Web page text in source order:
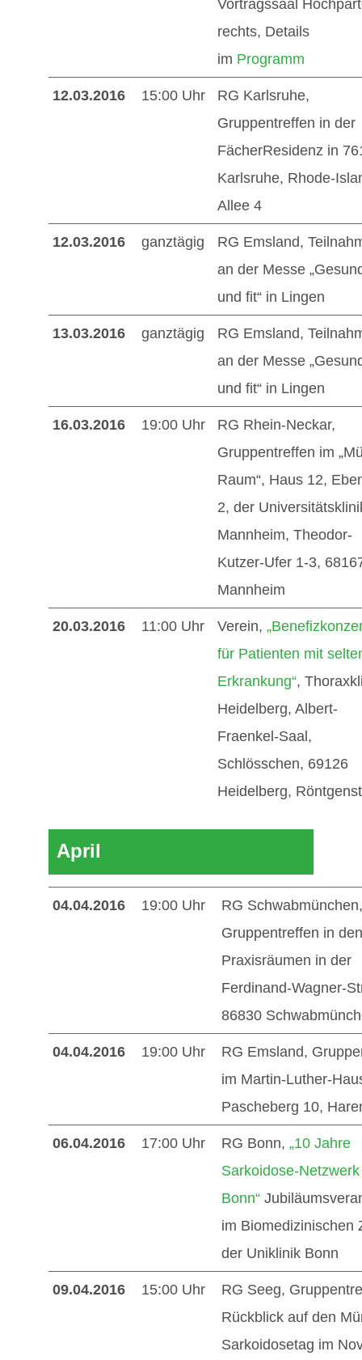
Vortragssaal
rechts, Details
im Programm
12.03.2016 15:00 Uhr
RG Karlsruhe,
Gruppentreffen in der
FächerResidenz in
Karlsruhe, Rhode-
Allee 4
12.03.2016 ganztägig
RG Emsland,
an der Messe
und fit“ in Lingen
13.03.2016 ganztägig
RG Emsland,
an der Messe
und fit“ in Lingen
16.03.2016 19:00 Uhr
RG Rhein-Neckar,
Gruppentreffen im
Raum“, Haus 12,
2, der
Mannheim, Theodor-
Kutzer-Ufer 1-3,
Mannheim
20.03.2016 11:00 Uhr Verein,
für Patienten mit
Erkrankung“,
Heidelberg, Albert-
Fraenkel-Saal,
Schlösschen, 69126
Heidelberg,
April
04.04.2016 19:00 Uhr
RG Schwabmünchen,
Gruppentreffen in den
Praxisräumen in der
Ferdinand-Wagner-
86830
04.04.2016 19:00 Uhr
RG Emsland,
im Martin-Luther-
Pascheberg 10,
06.04.2016 17:00 Uhr RG Bonn, „10 Jahre
Sarkoidose-Netzwerk
Bonn“
im Biomedizinischen
der Uniklinik Bonn
09.04.2016 15:00 Uhr
RG Seeg,
Rückblick auf den
Sarkoidosetag im